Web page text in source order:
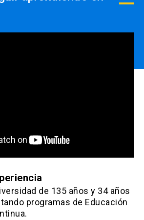
de postgrado otras
de 135 años y 34 años
programas de Educación